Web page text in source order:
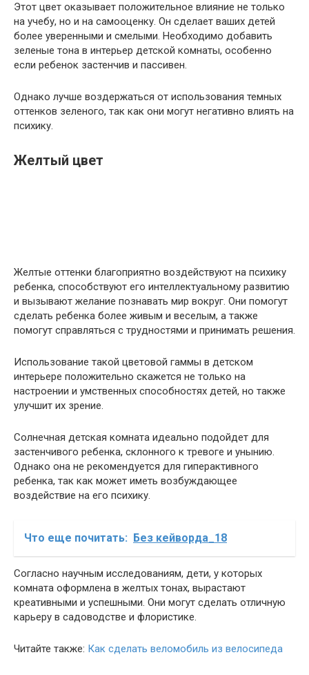
Этот цвет оказывает положительное влияние не только
на учебу, но и на самооценку. Он сделает ваших детей
более уверенными и смелыми. Необходимо добавить
зеленые тона в интерьер детской комнаты, особенно
если ребенок застенчив и пассивен.
Однако лучше воздержаться от использования темных
оттенков зеленого, так как они могут негативно влиять на
психику.
Желтый цвет
Желтые оттенки благоприятно воздействуют на психику
ребенка, способствуют его интеллектуальному развитию
и вызывают желание познавать мир вокруг. Они помогут
сделать ребенка более живым и веселым, а также
помогут справляться с трудностями и принимать решения.
Использование такой цветовой гаммы в детском
интерьере положительно скажется не только на
настроении и умственных способностях детей, но также
улучшит их зрение.
Солнечная детская комната идеально подойдет для
застенчивого ребенка, склонного к тревоге и унынию.
Однако она не рекомендуется для гиперактивного
ребенка, так как может иметь возбуждающее
воздействие на его психику.
Что еще почитать: Без кейворда_18
Согласно научным исследованиям, дети, у которых
комната оформлена в желтых тонах, вырастают
креативными и успешными. Они могут сделать отличную
карьеру в садоводстве и флористике.
Читайте также: Как сделать веломобиль из велосипеда